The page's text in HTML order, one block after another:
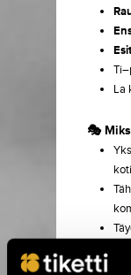
La
🎭
🎟️Vinkki: